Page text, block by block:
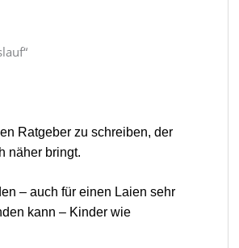
Ratgeber zu schreiben, der
näher bringt.
– auch für einen Laien sehr
kann – Kinder wie